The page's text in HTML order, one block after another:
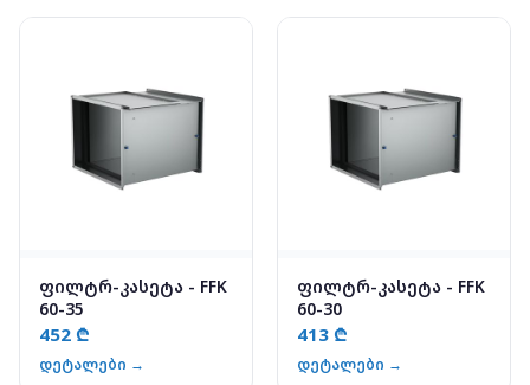
ფილტრ-კასეტა - FFK
60-35
452 ₾
დეტალები →
ფილტრ-კასეტა - FFK
60-30
413 ₾
დეტალები →